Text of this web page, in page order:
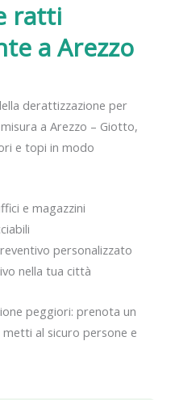
ratti
a Arezzo
derattizzazione per
a Arezzo – Giotto,
e topi in modo
e magazzini
personalizzato
nella tua città
peggiori: prenota un
al sicuro persone e